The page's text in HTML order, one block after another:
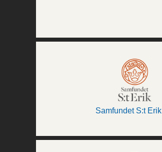
Samfundet S:t Erik